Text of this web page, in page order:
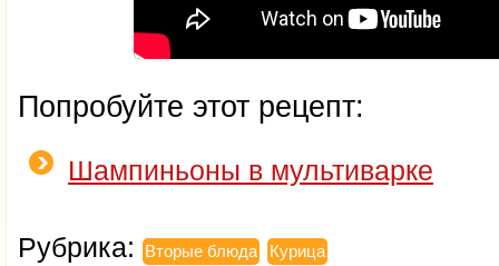
Попробуйте этот рецепт:
Шампиньоны в мультиварке
Рубрика: Вторые блюда Курица